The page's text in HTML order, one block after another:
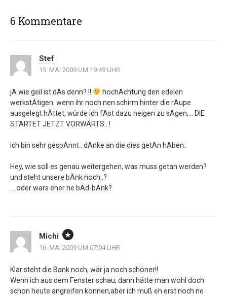
6 Kommentare
Stef
15. MAI 2009 UM 19:49 UHR
jA wie geil ist dAs denn? !!
hochAchtung den edelen
werkstÄtigen. wenn ihr noch nen schirm hinter die rAupe
ausgelegt hÄttet, würde ich fAst dazu neigen zu sAgen,… DIE
STARTET JETZT VORWÄRTS.. !
ich bin sehr gespAnnt.. dAnke an die dies getAn hAben..
Hey, wie soll es genau weitergehen, was muss getan werden?
und steht unsere bÄnk noch..?
….oder wars eher ne bAd-bÄnk?
Michi
16. MAI 2009 UM 07:04 UHR
Klar steht die Bank noch, wär ja noch schöner!!
Wenn ich aus dem Fenster schau, dann hätte man wohl doch
schon heute angreifen können,aber ich muß eh erst noch ne